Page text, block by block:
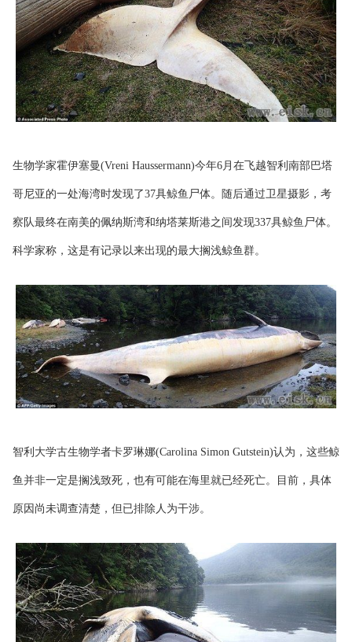
生物学家霍伊塞曼(Vreni Haussermann)今年6月在飞越智利南部巴塔
哥尼亚的一处海湾时发现了37具鲸鱼尸体。随后通过卫星摄影，考
察队最终在南美的佩纳斯湾和纳塔莱斯港之间发现337具鲸鱼尸体。
科学家称，这是有记录以来出现的最大搁浅鲸鱼群。
智利大学古生物学者卡罗琳娜(Carolina Simon Gutstein)认为，这些鲸
鱼并非一定是搁浅致死，也有可能在海里就已经死亡。目前，具体
原因尚未调查清楚，但已排除人为干涉。